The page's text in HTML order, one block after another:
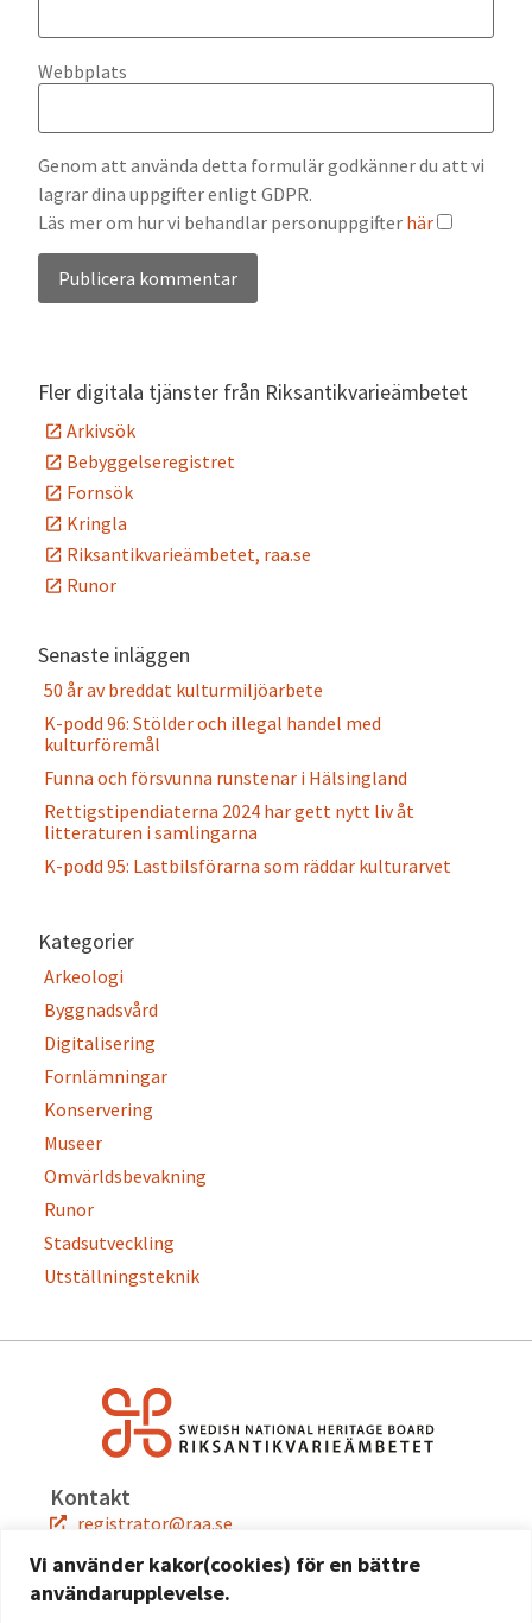
Vi använder kakor(cookies) för en bättre
användarupplevelse.
Webbplats
Genom att använda detta formulär godkänner du att vi
lagrar dina uppgifter enligt GDPR.
Läs mer om hur vi behandlar personuppgifter här
Fler digitala tjänster från Riksantikvarieämbetet
Arkivsök
Bebyggelseregistret
Fornsök
Kringla
Riksantikvarieämbetet, raa.se
Runor
Senaste inläggen
50 år av breddat kulturmiljöarbete
K-podd 96: Stölder och illegal handel med
kulturföremål
Funna och försvunna runstenar i Hälsingland
Rettigstipendiaterna 2024 har gett nytt liv åt
litteraturen i samlingarna
K-podd 95: Lastbilsförarna som räddar kulturarvet
Kategorier
Arkeologi
Byggnadsvård
Digitalisering
Fornlämningar
Konservering
Museer
Omvärldsbevakning
Runor
Stadsutveckling
Utställningsteknik
Kontakt
registrator@raa.se
Snabblänkar